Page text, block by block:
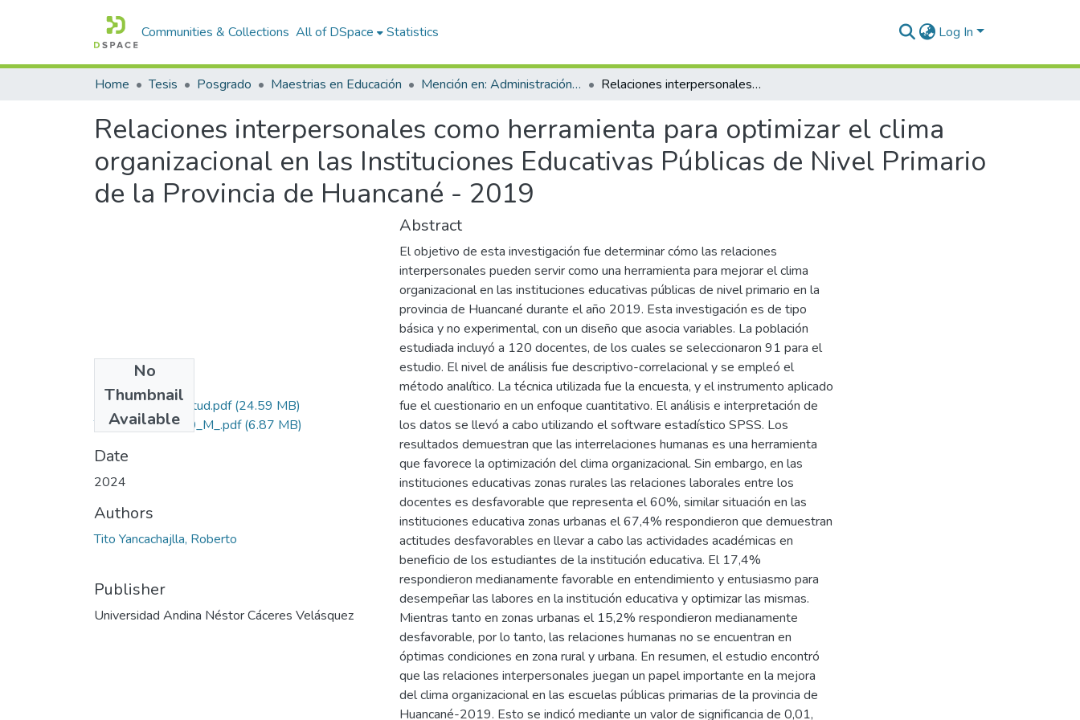
Communities & Collections All of DSpace Statistics Log In
Home Tesis Posgrado Maestrias en Educación Mención en: Administración y Gerencia Educativa Relaciones interpersonales como herramienta para optimizar el clima organizacional en las Instituciones Educativas Públicas de Nivel Primario de la Provincia de Huancané - 2019
Relaciones interpersonales como herramienta para optimizar el clima
organizacional en las Instituciones Educativas Públicas de Nivel Primario
de la Provincia de Huancané - 2019
No
Thumbnail
Available
Grado de Similitud.pdf(24.59 MB)
T036_02045370_M_.pdf(6.87 MB)
Date
2024
Authors
Tito Yancachajlla, Roberto
Publisher
Universidad Andina Néstor Cáceres Velásquez
Abstract
El objetivo de esta investigación fue determinar cómo las relaciones
interpersonales pueden servir como una herramienta para mejorar el clima
organizacional en las instituciones educativas públicas de nivel primario en la
provincia de Huancané durante el año 2019. Esta investigación es de tipo
básica y no experimental, con un diseño que asocia variables. La población
estudiada incluyó a 120 docentes, de los cuales se seleccionaron 91 para el
estudio. El nivel de análisis fue descriptivo-correlacional y se empleó el
método analítico. La técnica utilizada fue la encuesta, y el instrumento aplicado
fue el cuestionario en un enfoque cuantitativo. El análisis e interpretación de
los datos se llevó a cabo utilizando el software estadístico SPSS. Los
resultados demuestran que las interrelaciones humanas es una herramienta
que favorece la optimización del clima organizacional. Sin embargo, en las
instituciones educativas zonas rurales las relaciones laborales entre los
docentes es desfavorable que representa el 60%, similar situación en las
instituciones educativa zonas urbanas el 67,4% respondieron que demuestran
actitudes desfavorables en llevar a cabo las actividades académicas en
beneficio de los estudiantes de la institución educativa. El 17,4%
respondieron medianamente favorable en entendimiento y entusiasmo para
desempeñar las labores en la institución educativa y optimizar las mismas.
Mientras tanto en zonas urbanas el 15,2% respondieron medianamente
desfavorable, por lo tanto, las relaciones humanas no se encuentran en
óptimas condiciones en zona rural y urbana. En resumen, el estudio encontró
que las relaciones interpersonales juegan un papel importante en la mejora
del clima organizacional en las escuelas públicas primarias de la provincia de
Huancané-2019. Esto se indicó mediante un valor de significancia de 0,01,